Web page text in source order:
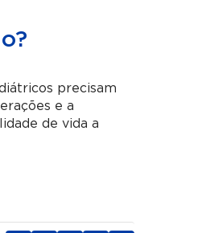
precisam
e a
de vida a